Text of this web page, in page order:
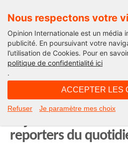
Nous respectons votre
Opinion Internationale est un média
publicité. En poursuivant votre
l’utilisation de Cookies. Pour en
politique de confidentialité ici
.
ACCEPTER LES
Refuser Je paramètre mes choix
Société (Iran)
Vidéo-entretien avec
reporters du